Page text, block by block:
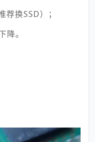
换SSD）；
降。